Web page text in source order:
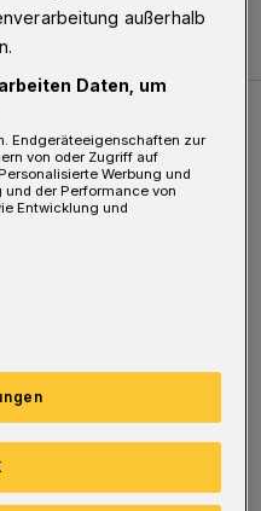
außerhalb
Daten, um
Endgeräteeigenschaften zur
von oder Zugriff auf
Werbung und
und der Performance von
Entwicklung und